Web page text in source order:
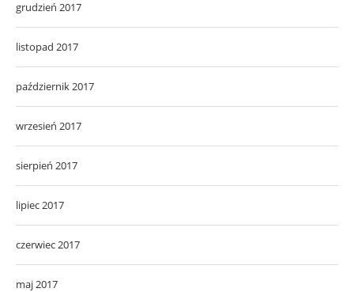
grudzień 2017
listopad 2017
październik 2017
wrzesień 2017
sierpień 2017
lipiec 2017
czerwiec 2017
maj 2017